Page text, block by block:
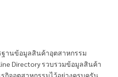
ฐานข้อมูลสินค้าอุตสาหกรรม
Directory รวบรวมข้อมูลสินค้า
กิจอุตสาหกรรมไว้อย่างครบครัน